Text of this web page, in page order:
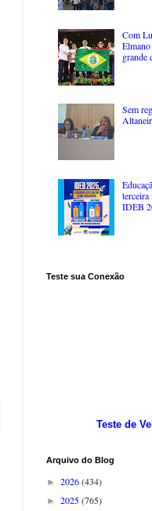
Com
grande
Sem
terceira
IDEB
Teste sua Conexão
Teste de
Arquivo do Blog
► 2026(434)
► 2025(765)